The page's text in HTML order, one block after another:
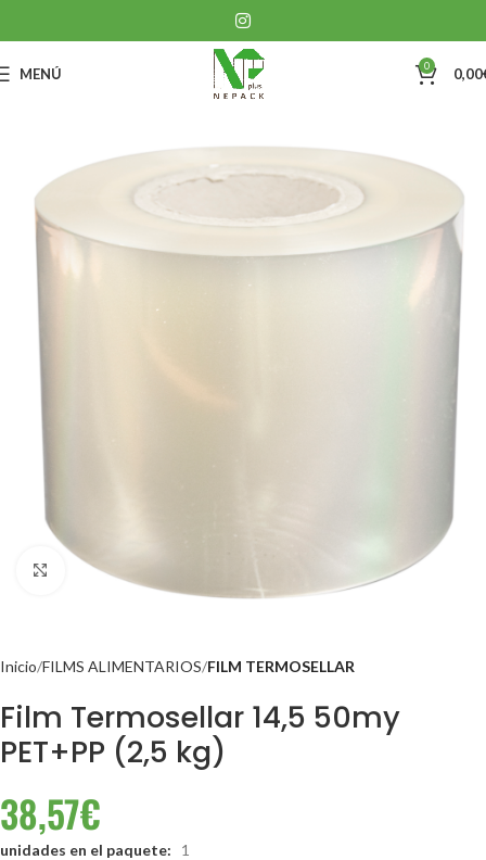
MENÚ 0 0,00
Clic para ampliar
Inicio FILMS ALIMENTARIOS FILM TERMOSELLAR
Film Termosellar 14,5 50my
PET+PP (2,5 kg)
38,57€
unidades en el paquete: 1